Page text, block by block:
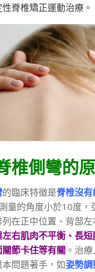
脊椎矯正運動治療。
椎側彎的
的臨床特徵是脊椎沒
量的角度小於10度，
在正中位置、背部
右肌肉不平衡、長
節卡住等有關。治療
問題著手，如姿勢